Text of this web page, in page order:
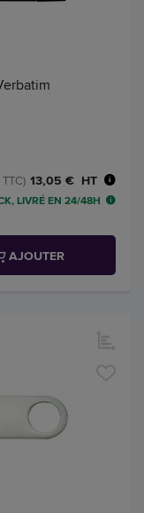
13,05 € HT
LIVRÉ EN 24/48H
AJOUTER